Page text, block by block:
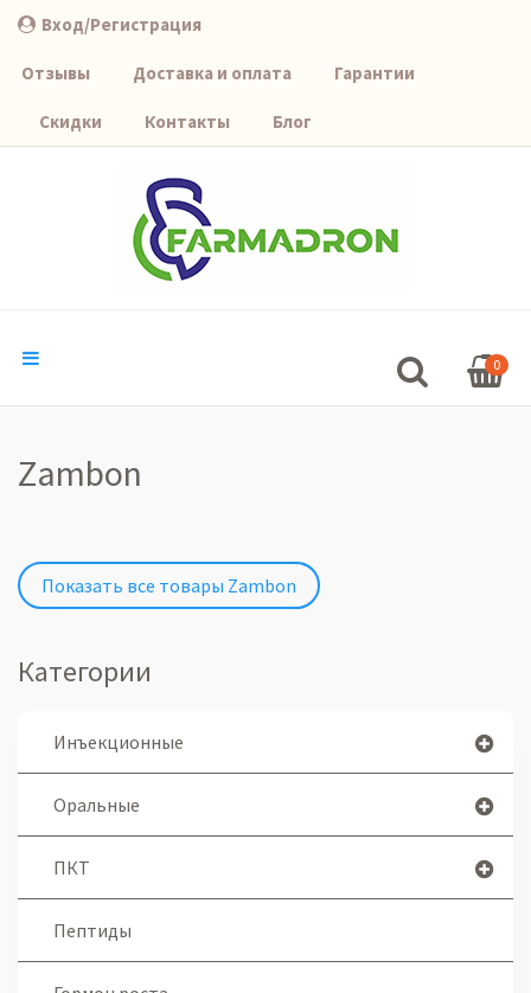
Вход/Регистрация
Отзывы Доставка и оплата Гарантии
Скидки Контакты Блог
0
Zambon
Показать все товары Zambon
Категории
Инъекционные
Оральные
ПКТ
Пептиды